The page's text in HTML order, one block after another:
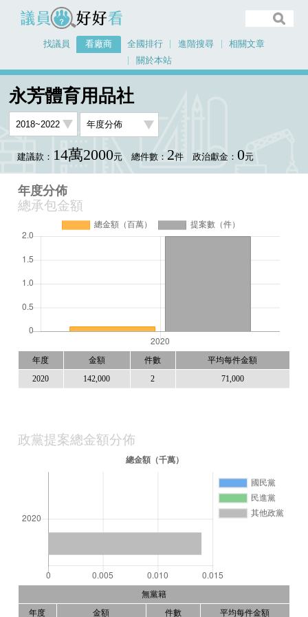
議員好好看
找議員 看廠商 全國排行 進階搜尋
相關文章
關於本站
首頁 永芳體育用品社
永芳體育用品社
建議款： 14萬2000元 總件數： 2件 政治獻金： 0元
年度分佈
總承包金額
年度 金額 件數 平均每件金額
2020 142,000 2 71,000
政黨提案總金額分佈
無黨籍
年度 金額 件數 平均每件金額